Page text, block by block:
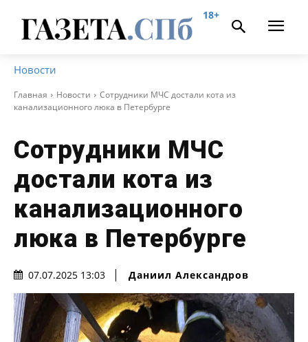
18+
Новости
Главная Новости
Сотрудники МЧС достали кота из
канализационного люка в Петербурге
Сотрудники МЧС
достали кота из
канализационного
люка в Петербурге
07.07.2025 13:03 Даниил Александров